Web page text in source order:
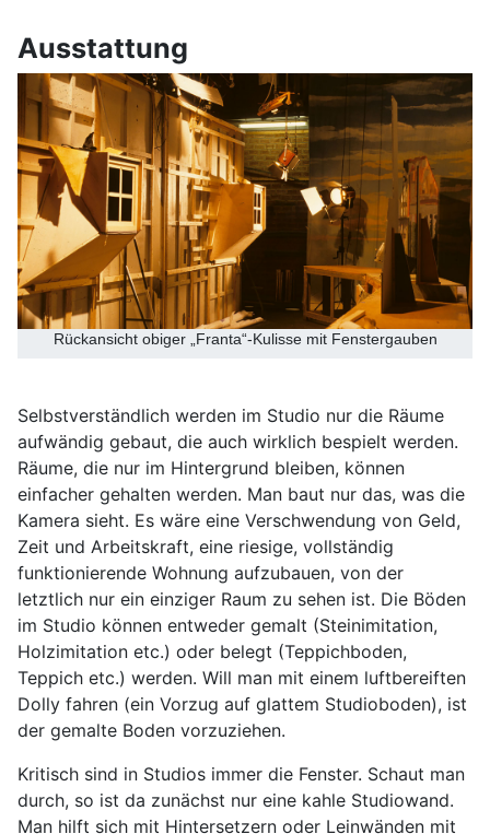
Ausstattung
Rückansicht obiger „Franta“-Kulisse mit Fenstergauben
Selbstverständlich werden im Studio nur die Räume
aufwändig gebaut, die auch wirklich bespielt werden.
Räume, die nur im Hintergrund bleiben, können
einfacher gehalten werden. Man baut nur das, was die
Kamera sieht. Es wäre eine Verschwendung von Geld,
Zeit und Arbeitskraft, eine riesige, vollständig
funktionierende Wohnung aufzubauen, von der
letztlich nur ein einziger Raum zu sehen ist. Die Böden
im Studio können entweder gemalt (Steinimitation,
Holzimitation etc.) oder belegt (Teppichboden,
Teppich etc.) werden. Will man mit einem luftbereiften
Dolly fahren (ein Vorzug auf glattem Studioboden), ist
der gemalte Boden vorzuziehen.
Kritisch sind in Studios immer die Fenster. Schaut man
durch, so ist da zunächst nur eine kahle Studiowand.
Man hilft sich mit Hintersetzern oder Leinwänden mit